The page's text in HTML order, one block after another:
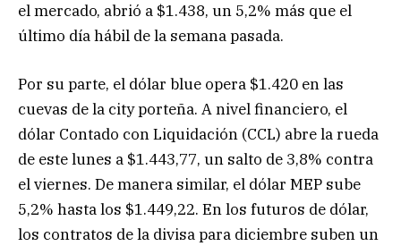
el mercado, abrió a $1.438, un 5,2% más que el
último día hábil de la semana pasada.
Por su parte, el dólar blue opera $1.420 en las
cuevas de la city porteña. A nivel financiero, el
dólar Contado con Liquidación (CCL) abre la rueda
de este lunes a $1.443,77, un salto de 3,8% contra
el viernes. De manera similar, el dólar MEP sube
5,2% hasta los $1.449,22. En los futuros de dólar,
los contratos de la divisa para diciembre suben un